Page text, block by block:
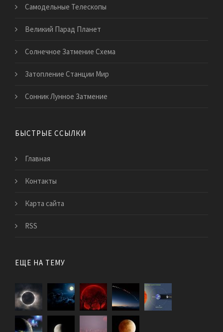
Самодельные Телескопы
Великий Парад Планет
Солнечное Затмение Схема
Затопление Станции Мир
Сонник Лунное Затмение
БЫСТРЫЕ ССЫЛКИ
Главная
Контакты
Карта сайта
RSS
ЕЩЕ НА ТЕМУ